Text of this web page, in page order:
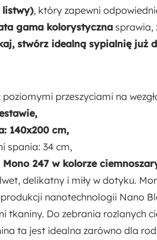
listwy), który zapewni
gama kolorystyczna sprawia,
stwórz idealną sypialnię już
przeszyciami na
140x200 cm,
spania: 34 cm,
247 w kolorze
delikatny i miły w dotyku.
nanotechnologii Nano
tkaniny. Do zebrania rozlanych
ta jest idealna zarówno dla